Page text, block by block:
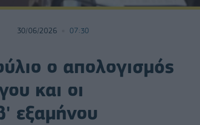
30/06/2026 07:30
ο απολογισμός
και οι
εξαμήνου